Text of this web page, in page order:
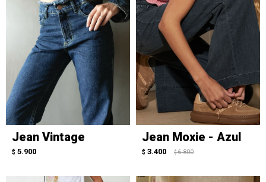
Jean Vintage
$ 5.900
Jean Moxie - Azul
$ 3.400 $ 6.800